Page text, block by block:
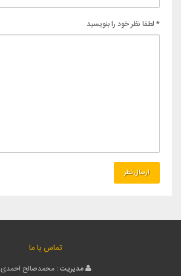
* لطفا نظر خود را بنویسید
تماس با ما
مدیریت : محمدصالح احمدی